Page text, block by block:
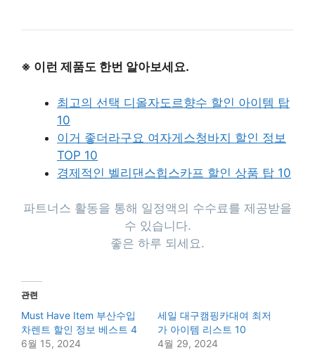
※ 이런 제품도 한번 알아보세요.
최고의 선택 디올자도르향수 할인 아이템 탑
10
이거 좋더라구요 여자게스청바지 할인 정보
TOP 10
경제적인 벨리댄스힙스카프 할인 상품 탑 10
파트너스 활동을 통해 일정액의 수수료를 제공받을
수 있습니다.
좋은 하루 되세요.
관련
Must Have Item 부산수입
차렌트 할인 정보 베스트 4
6월 15, 2024
세일 대구캠핑카대여 최저
가 아이템 리스트 10
4월 29, 2024